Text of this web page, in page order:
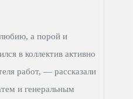
а порой и
в коллектив активно
работ, — рассказали
и генеральным